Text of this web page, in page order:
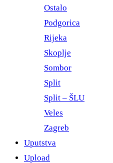
Ostalo
Podgorica
Rijeka
Skoplje
Sombor
Split
Split – ŠLU
Veles
Zagreb
Uputstva
Upload